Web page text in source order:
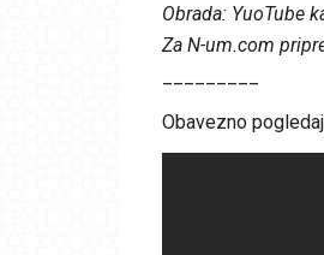
Obrada: YuoTube
Za N-um.com
Obavezno